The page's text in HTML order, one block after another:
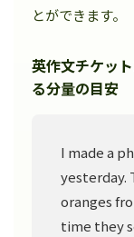
とができます。
英作文チケッ
る分量の目安
I made a
yesterday.
oranges
time they